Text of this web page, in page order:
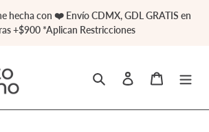
hecha con ❤️ Envío CDMX, GDL GRATIS en
+$900 *Aplican Restricciones
Buscar Ingresar Carrito